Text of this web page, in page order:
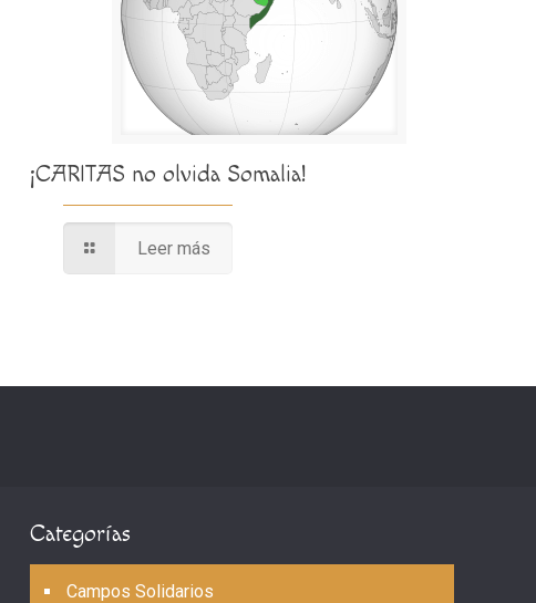
¡CARITAS no olvida Somalia!
Leer más
Categorías
Campos Solidarios